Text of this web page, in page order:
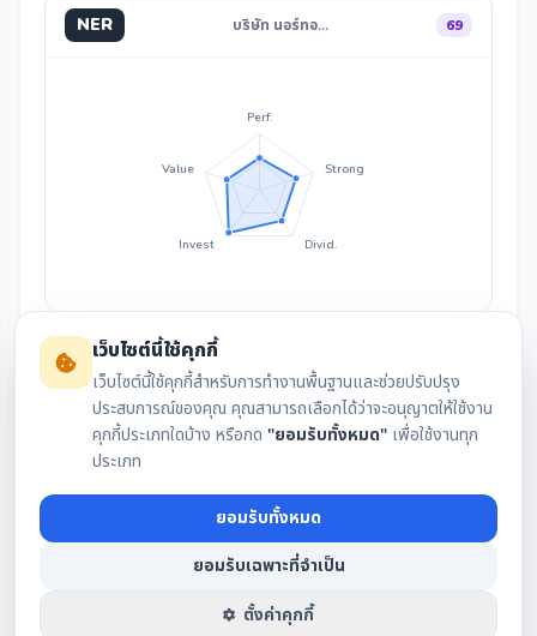
NER บริษัท นอร์ทอ… 69
Perf.
Strong
Divid.
Invest
Value
สรุปงบล่าสุด กราฟราคา
IAA Consensus
เว็บไซต์นี้ใช้คุกกี้
เว็บไซต์นี้ใช้คุกกี้สำหรับการทำงานพื้นฐานและช่วยปรับปรุง
ประสบการณ์ของคุณ คุณสามารถเลือกได้ว่าจะอนุญาตให้ใช้งาน
คุกกี้ประเภทใดบ้าง หรือกด "ยอมรับทั้งหมด" เพื่อใช้งานทุก
ประเภท
ยอมรับทั้งหมด
ยอมรับเฉพาะที่จำเป็น
ตั้งค่าคุกกี้